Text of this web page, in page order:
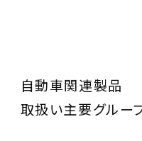
自動車関連製品
取扱い主要グルー